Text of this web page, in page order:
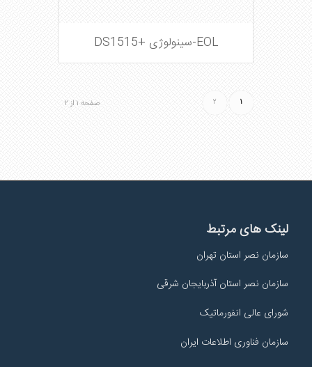
EOL-سینولوژی +DS1515
صفحه ۱ از ۲ ۱ ۲
لینک های مرتبط
سازمان نصر استان تهران
سازمان نصر استان آذربایجان شرقی
شورای عالی انفورماتیک
سازمان فناوری اطلاعات ایران